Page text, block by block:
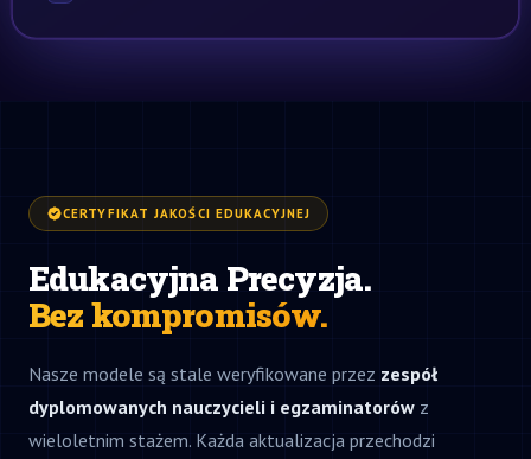
CERTYFIKAT JAKOŚCI EDUKACYJNEJ
Edukacyjna Precyzja.
Bez kompromisów.
Nasze modele są stale weryfikowane przez zespół
dyplomowanych nauczycieli i egzaminatorów z
wieloletnim stażem. Każda aktualizacja przechodzi